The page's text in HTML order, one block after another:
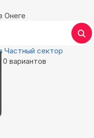
Онеге
Частный сектор
0 вариантов